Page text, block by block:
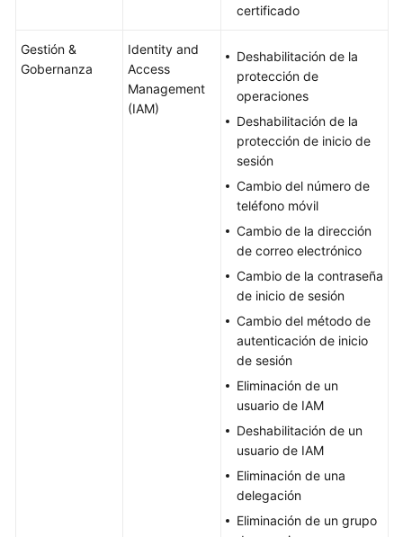
certificado
Gestión &
Gobernanza
Identity and
Access
Management
(IAM)
Deshabilitación de la
protección de
operaciones
Deshabilitación de la
protección de inicio de
sesión
Cambio del número de
teléfono móvil
Cambio de la dirección
de correo electrónico
Cambio de la contraseña
de inicio de sesión
Cambio del método de
autenticación de inicio
de sesión
Eliminación de un
usuario de IAM
Deshabilitación de un
usuario de IAM
Eliminación de una
delegación
Eliminación de un grupo